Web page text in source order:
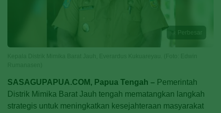
Perbesar
SASAGUPAPUA.COM, Papua Tengah – Pemerintah
Distrik Mimika Barat Jauh tengah mematangkan langkah
strategis untuk meningkatkan kesejahteraan masyarakat